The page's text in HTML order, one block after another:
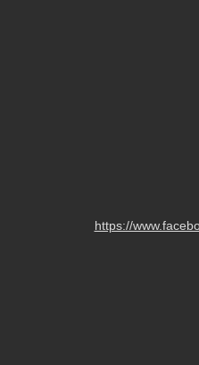
https://